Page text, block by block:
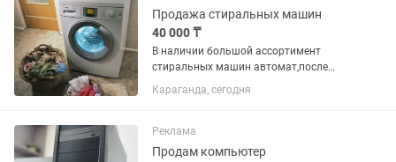
Продажа стиральных машин
40 000 ₸
В наличии большой ассортимент
стиральных машин автомат,после
капитального ремонта Гарантия
Рассрочка
Караганда, сегодня
Реклама
Продам компьютер